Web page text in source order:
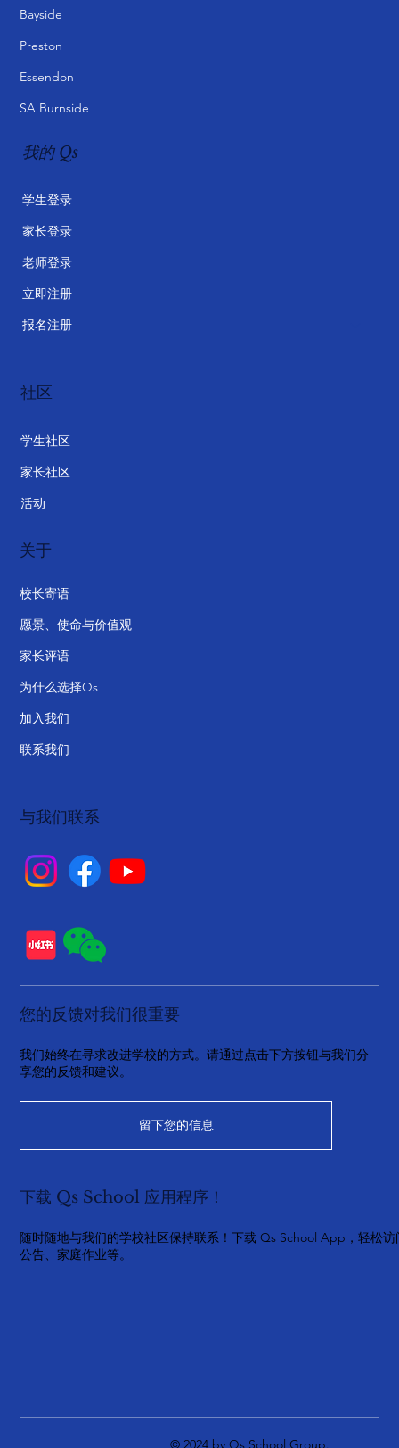
Bayside
Preston
Essendon
SA Burnside
我的 Qs
学生登录
家长登录
老师登录
立即注册
报名注册
社区
学生社区
家长社区
活动
关于
校长寄语
愿景、使命与价值观
家长评语
为什么选择Qs
加入我们
联系我们
与我们联系
下载 Qs School 应用程序！
随时随地与我们的学校社区保持联系！下载 Qs School App，轻松访
公告、家庭作业等。
您的反馈对我们很重要
我们始终在寻求改进学校的方式。请通过点击下方按钮与我们分
享您的反馈和建议。
留下您的信息
© 2024 by Qs School Group.